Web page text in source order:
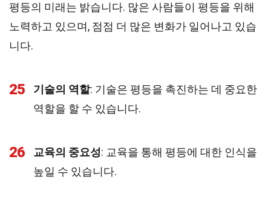
평등의 미래는 밝습니다. 많은 사람들이 평등을 위해
노력하고 있으며, 점점 더 많은 변화가 일어나고 있습
니다.
25 기술의 역할: 기술은 평등을 촉진하는 데 중요한
역할을 할 수 있습니다.
26 교육의 중요성: 교육을 통해 평등에 대한 인식을
높일 수 있습니다.